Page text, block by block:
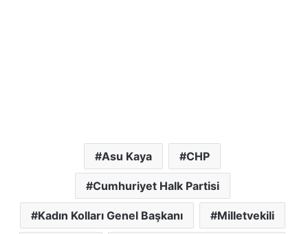
Asu Kaya CHP
Cumhuriyet Halk Partisi
Kadın Kolları Genel Başkanı Milletvekili